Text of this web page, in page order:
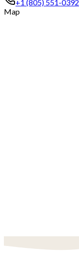
+1 (805) 551-0392
Map